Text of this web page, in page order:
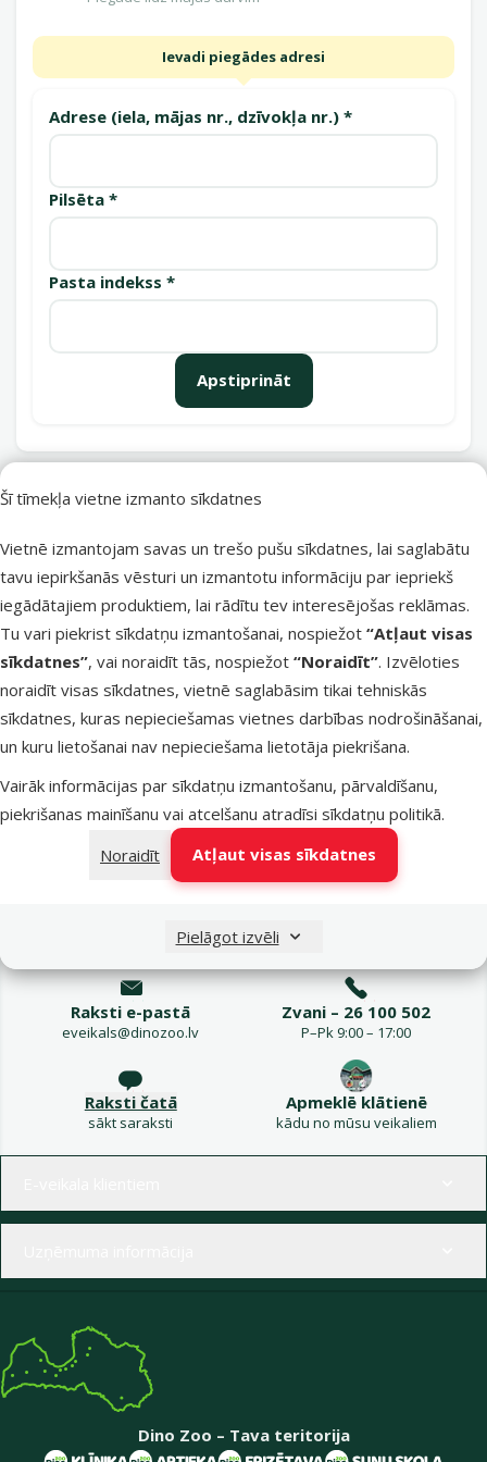
Šī tīmekļa vietne izmanto sīkdatnes
Vietnē izmantojam savas un trešo pušu sīkdatnes, lai saglabātu
tavu iepirkšanās vēsturi un izmantotu informāciju par iepriekš
iegādātajiem produktiem, lai rādītu tev interesējošas reklāmas.
Tu vari piekrist sīkdatņu izmantošanai, nospiežot “Atļaut visas
sīkdatnes”, vai noraidīt tās, nospiežot “Noraidīt”. Izvēloties
noraidīt visas sīkdatnes, vietnē saglabāsim tikai tehniskās
sīkdatnes, kuras nepieciešamas vietnes darbības nodrošināšanai,
un kuru lietošanai nav nepieciešama lietotāja piekrišana.
Vairāk informācijas par sīkdatņu izmantošanu, pārvaldīšanu,
piekrišanas mainīšanu vai atcelšanu atradīsi sīkdatņu politikā.
Noraidīt
Atļaut visas sīkdatnes
Pielāgot izvēli
Ievadi piegādes adresi
Adrese (iela, mājas nr., dzīvokļa nr.) *
Pilsēta *
Pasta indekss *
Apstiprināt
Latvijas Pasts pakomāti nav pieejams
LATVIJAS PASTS nodaļas nav pieejams
OMNIVA pakomāti nav pieejams
DPD Pickup tīkls nav pieejams
Raksti e-pastā
eveikals@dinozoo.lv
Zvani – 26 100 502
P–Pk 9:00 – 17:00
Raksti čatā
sākt saraksti
Apmeklē klātienē
kādu no mūsu veikaliem
Dino Zoo – Tava teritorija